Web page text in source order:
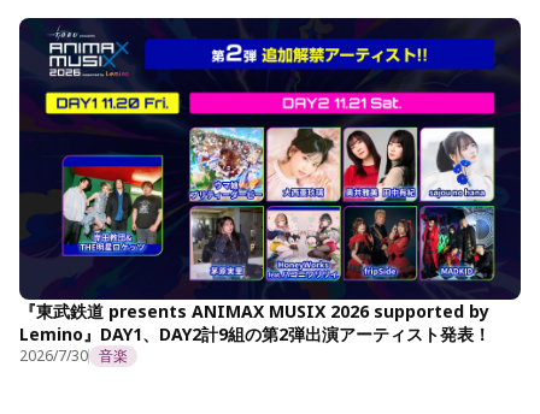
『東武鉄道 presents ANIMAX MUSIX 2026 supported by
Lemino』DAY1、DAY2計9組の第2弾出演アーティスト発表！
2026/7/30 音楽